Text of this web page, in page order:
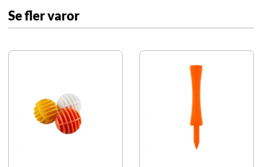
Se fler varor